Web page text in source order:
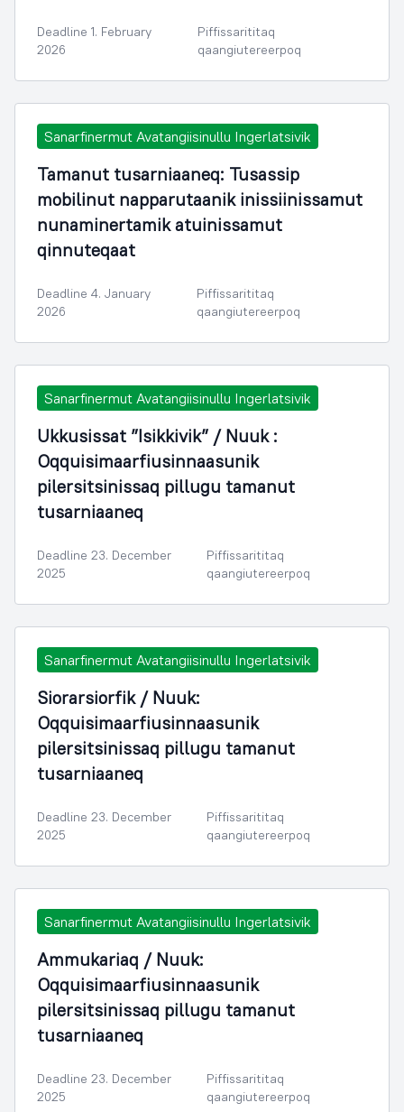
Deadline 1. February
2026
Piffissarititaq
qaangiutereerpoq
Sanarfinermut Avatangiisinullu Ingerlatsivik
Tamanut tusarniaaneq: Tusassip
mobilinut napparutaanik inissiinissamut
nunaminertamik atuinissamut
qinnuteqaat
Deadline 4. January
2026
Piffissarititaq
qaangiutereerpoq
Sanarfinermut Avatangiisinullu Ingerlatsivik
Ukkusissat ”Isikkivik” / Nuuk :
Oqquisimaarfiusinnaasunik
pilersitsinissaq pillugu tamanut
tusarniaaneq
Deadline 23. December
2025
Piffissarititaq
qaangiutereerpoq
Sanarfinermut Avatangiisinullu Ingerlatsivik
Siorarsiorfik / Nuuk:
Oqquisimaarfiusinnaasunik
pilersitsinissaq pillugu tamanut
tusarniaaneq
Deadline 23. December
2025
Piffissarititaq
qaangiutereerpoq
Sanarfinermut Avatangiisinullu Ingerlatsivik
Ammukariaq / Nuuk:
Oqquisimaarfiusinnaasunik
pilersitsinissaq pillugu tamanut
tusarniaaneq
Deadline 23. December
2025
Piffissarititaq
qaangiutereerpoq